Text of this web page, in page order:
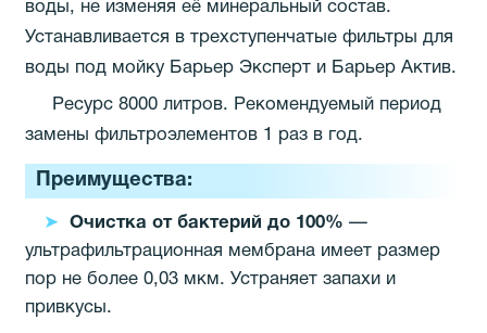
воды, не изменяя её минеральный состав.
Устанавливается в трехступенчатые фильтры для
воды под мойку Барьер Эксперт и Барьер Актив.
Ресурс 8000 литров. Рекомендуемый период
замены фильтроэлементов 1 раз в год.
Преимущества:
Очистка от бактерий до 100% —
ультрафильтрационная мембрана имеет размер
пор не более 0,03 мкм. Устраняет запахи и
привкусы.